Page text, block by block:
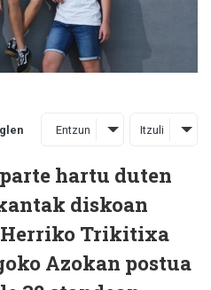
Entzun Itzuli
hartu duten
diskoan
Trikitixa
Azokan postua